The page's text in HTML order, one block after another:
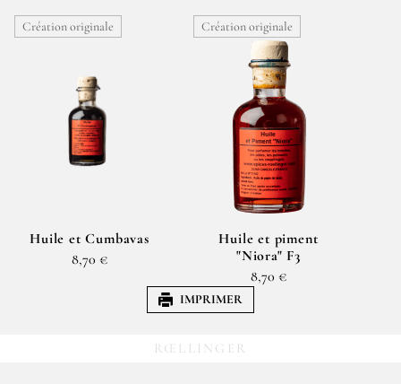
Création originale
Huile et Cumbavas
8,70 €
Création originale
Huile et piment
"Niora" F3
8,70 €
IMPRIMER
RŒLLINGER